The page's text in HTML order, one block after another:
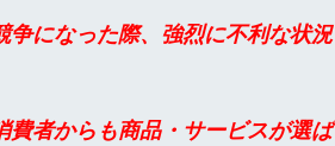
になった際、強烈に不利な状況
費者からも商品・サービスが選ば